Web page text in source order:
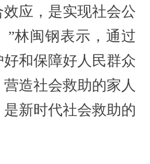
应，是实现社会公
”林闽钢表示，通过
和保障好人民群众
造社会救助的家人
新时代社会救助的